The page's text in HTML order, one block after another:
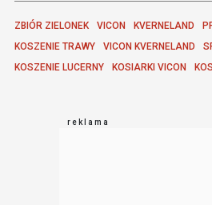
ZBIÓR ZIELONEK VICON KVERNELAND
KOSZENIE TRAWY
VICON KVERNELAND
KOSZENIE LUCERNY
KOSIARKI VICON